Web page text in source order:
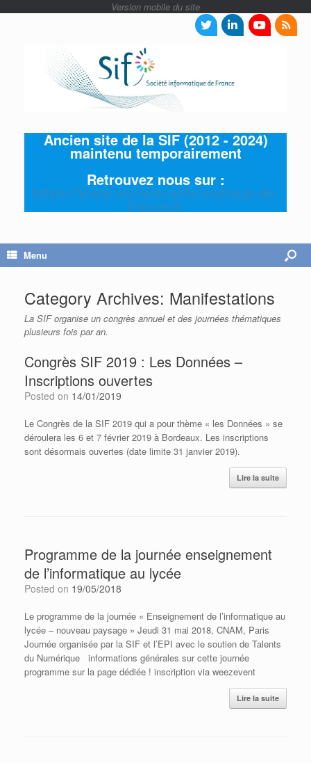
Ancien site de la SIF (2012 - 2024)
maintenu temporairement
Retrouvez nous sur :
https://www.societe-informatique-de-
france.fr
Menu
Category Archives: Manifestations
La SIF organise un congrès annuel et des journées thématiques
plusieurs fois par an.
Congrès SIF 2019 : Les Données –
Inscriptions ouvertes
Posted on 14/01/2019
Le Congrès de la SIF 2019 qui a pour thème « les Données » se
déroulera les 6 et 7 février 2019 à Bordeaux. Les inscriptions
sont désormais ouvertes (date limite 31 janvier 2019).
Lire la suite
Programme de la journée enseignement
de l’informatique au lycée
Posted on 19/05/2018
Le programme de la journée « Enseignement de l’informatique au
lycée – nouveau paysage » Jeudi 31 mai 2018, CNAM, Paris
Journée organisée par la SIF et l’EPI avec le soutien de Talents
du Numérique informations générales sur cette journée
programme sur la page dédiée ! inscription via weezevent
Lire la suite